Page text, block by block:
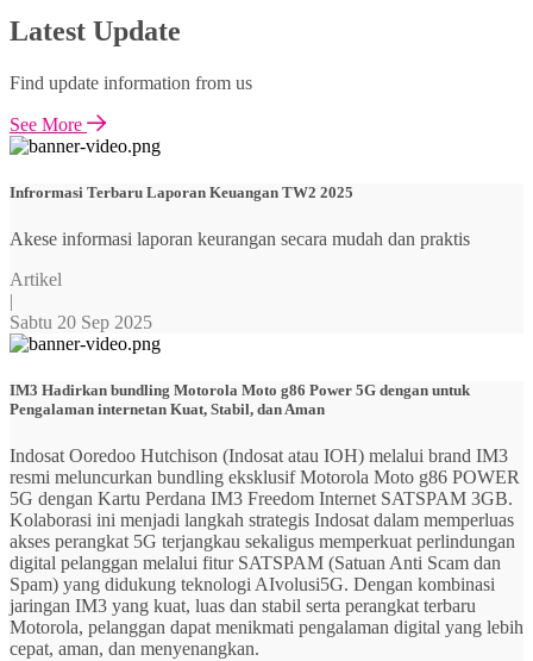
Latest Update
Find update information from us
See More
Infrormasi Terbaru Laporan Keuangan TW2 2025
Akese informasi laporan keurangan secara mudah dan praktis
Artikel
|
Sabtu 20 Sep 2025
IM3 Hadirkan bundling Motorola Moto g86 Power 5G dengan untuk
Pengalaman internetan Kuat, Stabil, dan Aman
Indosat Ooredoo Hutchison (Indosat atau IOH) melalui brand IM3
resmi meluncurkan bundling eksklusif Motorola Moto g86 POWER
5G dengan Kartu Perdana IM3 Freedom Internet SATSPAM 3GB.
Kolaborasi ini menjadi langkah strategis Indosat dalam memperluas
akses perangkat 5G terjangkau sekaligus memperkuat perlindungan
digital pelanggan melalui fitur SATSPAM (Satuan Anti Scam dan
Spam) yang didukung teknologi AIvolusi5G. Dengan kombinasi
jaringan IM3 yang kuat, luas dan stabil serta perangkat terbaru
Motorola, pelanggan dapat menikmati pengalaman digital yang lebih
cepat, aman, dan menyenangkan.